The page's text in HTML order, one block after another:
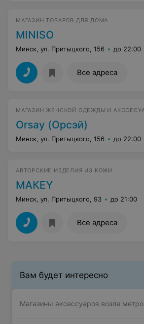
МАГАЗИН ТОВАРОВ ДЛЯ ДОМА
MINISO
Минск, ул. Притыцкого, 156 до 22:00
Все адреса
МАГАЗИН ЖЕНСКОЙ ОДЕЖДЫ И
Orsay (Орсэй)
Минск, ул. Притыцкого, 156 до 22:00
АВТОРСКИЕ ИЗДЕЛИЯ ИЗ КОЖИ
МАКЕY
Минск, ул. Притыцкого, 93 до 21:00
Все адреса
Вам будет интересно
Магазины аксессуаров возле